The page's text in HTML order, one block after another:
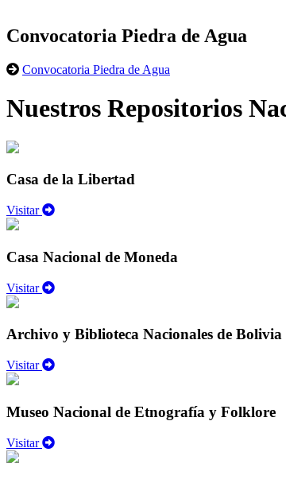
Convocatoria Piedra de Agua
Convocatoria Piedra de Agua
Nuestros Repositorios
Casa de la Libertad
Visitar
Casa Nacional de Moneda
Visitar
Archivo y Biblioteca Nacionales de Bolivia
Visitar
Museo Nacional de Etnografía y Folklore
Visitar